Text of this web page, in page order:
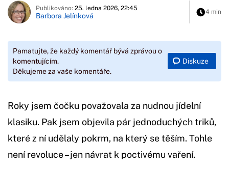
Publikováno: 25. ledna 2026, 22:45
Barbora Jelínková 4 min
Pamatujte, že každý komentář bývá zprávou o
komentujícím.
Děkujeme za vaše komentáře.
Diskuze
Roky jsem čočku považovala za nudnou jídelní
klasiku. Pak jsem objevila pár jednoduchých triků,
které z ní udělaly pokrm, na který se těším. Tohle
není revoluce – jen návrat k poctivému vaření.